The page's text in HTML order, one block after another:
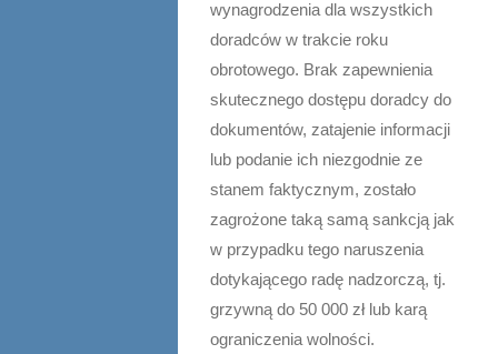
wynagrodzenia dla wszystkich
doradców w trakcie roku
obrotowego. Brak zapewnienia
skutecznego dostępu doradcy do
dokumentów, zatajenie informacji
lub podanie ich niezgodnie ze
stanem faktycznym, zostało
zagrożone taką samą sankcją jak
w przypadku tego naruszenia
dotykającego radę nadzorczą, tj.
grzywną do 50 000 zł lub karą
ograniczenia wolności.